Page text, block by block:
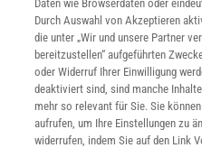
Dopamin umgesetzt wird und
Rezeptoren im SCN und im
zirkadiane System ein. Darüber
Aktivität der Uhren-Gene
INFO
Mediadaten
Datenschutz
Nutzungsbedingungen
Cookie-Einstellungen
Utiq verwalten
Nutzungsbasierte
Daten wie Browserdaten oder
Durch Auswahl von Akzeptieren
die unter „Wir und unsere Partner
bereitzustellen“ aufgeführten
oder Widerruf Ihrer Einwilligung
deaktiviert sind, sind manche
mehr so relevant für Sie. Sie
aufrufen, um Ihre Einstellungen zu
widerrufen, indem Sie auf den Link